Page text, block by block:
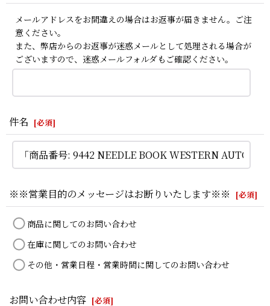
メールアドレスをお間違えの場合はお返事が届きません。ご注
意ください。
また、弊店からのお返事が迷惑メールとして処理される場合が
ございますので、迷惑メールフォルダもご確認ください。
件名 [必須]
※※営業目的のメッセージはお断りいたします※※ [必須]
商品に関してのお問い合わせ
在庫に関してのお問い合わせ
その他・営業日程・営業時間に関してのお問い合わせ
お問い合わせ内容 [必須]